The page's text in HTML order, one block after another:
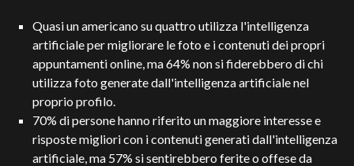
Quasi un americano su quattro utilizza l'intelligenza
artificiale per migliorare le foto e i contenuti dei propri
appuntamenti online, ma 64% non si fiderebbero di chi
utilizza foto generate dall'intelligenza artificiale nel
proprio profilo.
70% di persone hanno riferito un maggiore interesse e
risposte migliori con i contenuti generati dall'intelligenza
artificiale, ma 57% si sentirebbero ferite o offese da